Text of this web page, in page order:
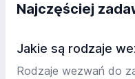
Najczęściej
Jakie są rodzaje
Rodzaje wezwań do